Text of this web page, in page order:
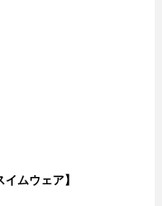
ムウェア】